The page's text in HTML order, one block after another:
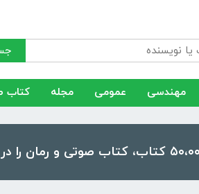
مهندسی عمومی مجله کتاب